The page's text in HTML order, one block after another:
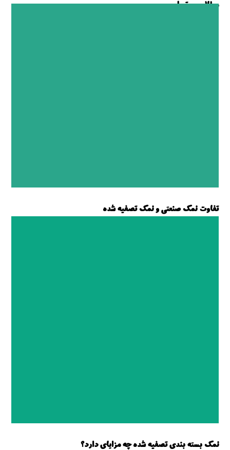
مطالب مرتبط ...
تفاوت نمک صنعتی و نمک تصفیه شده
نمک بسته بندی تصفیه شده چه مزایای دارد؟